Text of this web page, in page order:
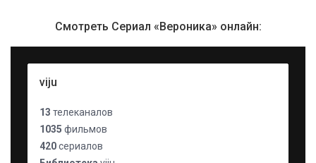
Смотреть Сериал «Вероника» онлайн:
viju
13 телеканалов
1035 фильмов
420сериалов